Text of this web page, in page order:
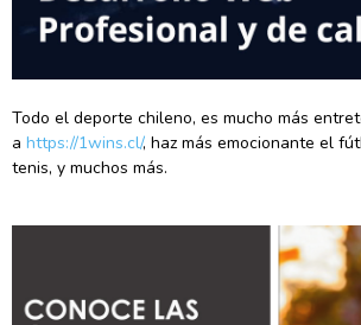
Todo el deporte chileno, es mucho más
a https://1wins.cl/, haz más emocionante el
tenis, y muchos más.